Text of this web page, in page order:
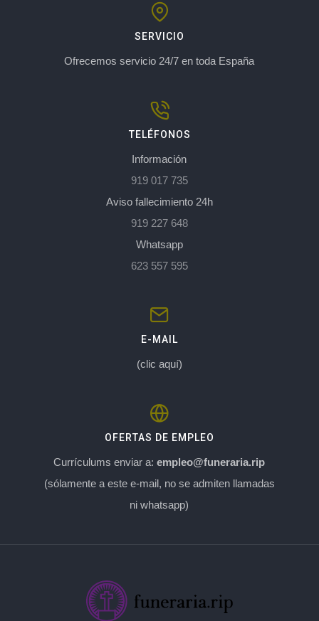
SERVICIO
Ofrecemos servicio 24/7 en toda España
TELÉFONOS
Información
919 017 735
Aviso fallecimiento 24h
919 227 648
Whatsapp
623 557 595
E-MAIL
(clic aquí)
OFERTAS DE EMPLEO
Currículums enviar a:empleo@funeraria.rip
(sólamente a este e-mail, no se admiten llamadas
ni whatsapp)